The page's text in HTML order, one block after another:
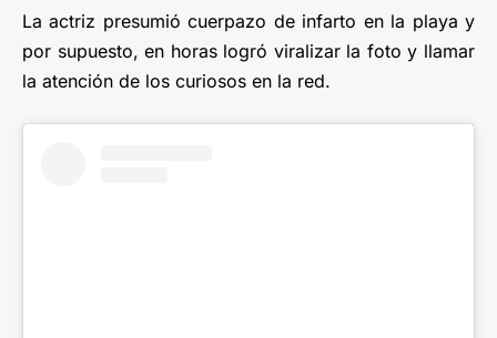
La actriz presumió cuerpazo de infarto en la playa y
por supuesto, en horas logró viralizar la foto y llamar
la atención de los curiosos en la red.